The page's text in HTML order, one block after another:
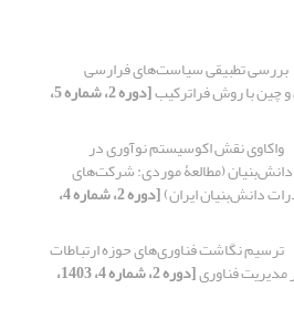
بررسی تطبیقی سیاست‌های فرارسی
و چین با روش فراترکیب [دوره 2، شماره 5،
واکاوی نقش اکوسیستم نوآوری در
(مطالعۀ موردی: شرکت‌های
دانش‌بنیان ایران) [دوره 2، شماره 4،
ترسیم نگاشت فناوری‌های حوزه ارتباطات
مدیریت فناوری [دوره 2، شماره 4، 1403،